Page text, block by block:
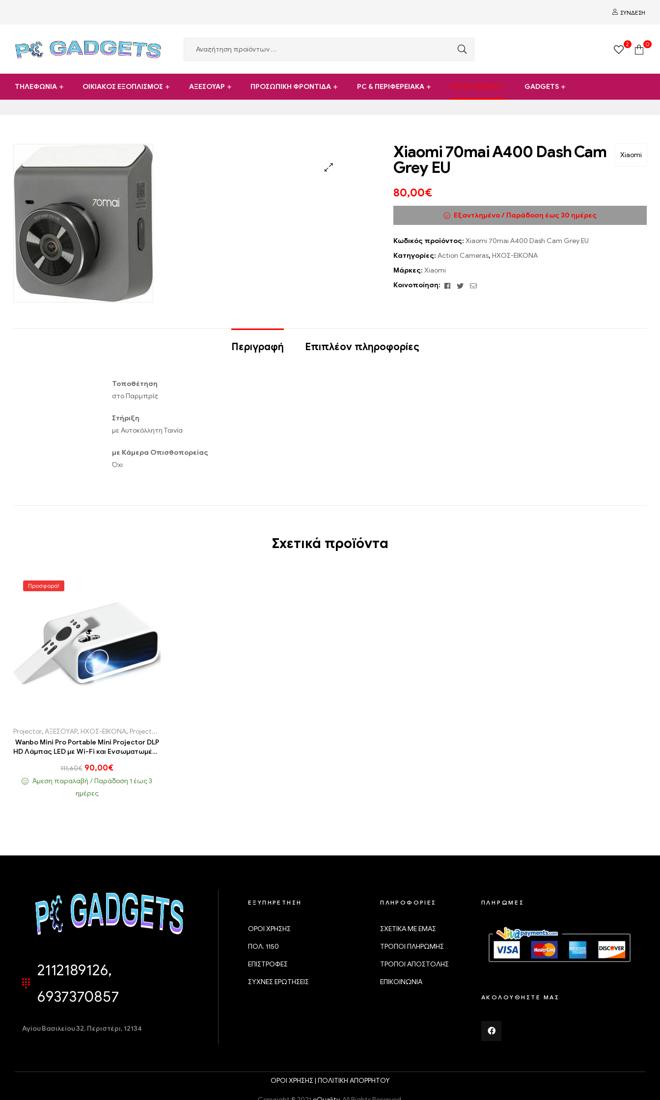
ΣΎΝΔΕΣΗ
PC
Gadgets
Hardware
|
Αναλώσιμα
Hardware
Αναλώσιμα
2 0
ΤΗΛΕΦΩΝΙΑ ΟΙΚΙΑΚΟΣ ΕΞΟΠΛΙΣΜΟΣ ΑΞΕΣΟΥΑΡ ΠΡΟΣΩΠΙΚΗ ΦΡΟΝΤΙΔΑ PC & ΠΕΡΙΦΕΡΕΙΑΚΑ ΗΧΟΣ-ΕΙΚΟΝΑ GADGETS
Xiaomi
Xiaomi 70mai A400 Dash Cam
Grey EU
80,00€
Εξαντλημένο / Παράδοση έως 30 ημέρες
Κωδικός προϊόντος: Xiaomi 70mai A400 Dash Cam Grey EU
Κατηγορίες: Action Cameras, ΗΧΟΣ-ΕΙΚΟΝΑ
Μάρκες: Xiaomi
Κοινοποίηση:
Facebook
TwitterEmail
Περιγραφή Επιπλέον πληροφορίες
Τοποθέτηση
στο Παρμπρίζ
Στήριξη
με Αυτοκόλλητη Ταινία
με Κάμερα Οπισθοπορείας
Όχι
Σχετικά προϊόντα
Προσφορά!
Projector, ΑΞΕΣΟΥΑΡ, ΗΧΟΣ-ΕΙΚΟΝΑ, Projectors
Wanbo Mini Pro Portable Mini Projector DLP
HD Λάμπας LED με Wi-Fi και Ενσωματωμένα
111,60€ 90,00€
Άμεση παραλαβή / Παράδoση 1 έως 3
ημέρες
2112189126,
6937370857
Αγίου Βασιλείου 32, Περιστέρι, 12134
ΕΞΥΠΗΡΕΤΗΣΗ
ΟΡΟΙ ΧΡΗΣΗΣ
ΠΟΛ. 1150
ΕΠΙΣΤΡΟΦΕΣ
ΣΥΧΝΕΣ ΕΡΩΤΗΣΕΙΣ
ΠΛΗΡΟΦΟΡΙΕΣ
ΣΧΕΤΙΚΑ ΜΕ ΕΜΑΣ
ΤΡΟΠΟΙ ΠΛΗΡΩΜΗΣ
ΤΡΟΠΟΙ ΑΠΟΣΤΟΛΗΣ
ΕΠΙΚΟΙΝΩΝΙΑ
ΠΛΗΡΩΜΕΣ
ΑΚΟΛΟΥΘΗΣΤΕ ΜΑΣ
ΟΡΟΙ ΧΡΗΣΗΣ | ΠΟΛΙΤΙΚΗ ΑΠΟΡΡΗΤΟΥ